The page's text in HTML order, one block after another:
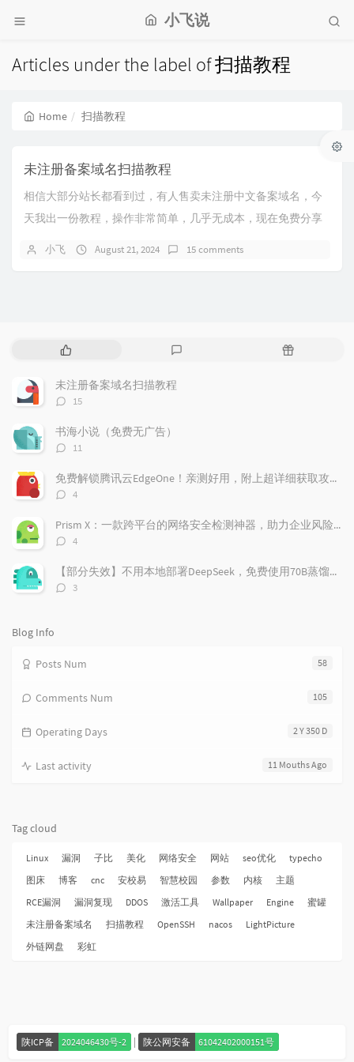
小飞说
Articles under the label of 扫描教程
Home 扫描教程
未注册备案域名扫描教程
相信大部分站长都看到过，有人售卖未注册中文备案域名，今
天我出一份教程，操作非常简单，几乎无成本，现在免费分享
小飞 August 21, 2024 15 comments
P
p
u
a
r
r
t
c
l
s
m
n
R
t
l
未注册备案域名扫描教程
评
数：
15
书海小说（免费无广告）
评
数：
11
免费解锁腾讯云EdgeOne！亲测好用，附上超详细获取攻略！
评
数：
4
Prism X：一款跨平台的网络安全检测神器，助力企业风险管理
评
数：
4
【部分失效】不用本地部署DeepSeek，免费使用70B蒸馏模型
评
3
Blog Info
58
Posts Num
105
Comments Num
2 Y 350 D
Operating Days
11 Mouths Ago
Last activity
Tag cloud
Linux 漏洞 子比 美化 网络安全 网站 seo优化
typecho
图床
博客 cnc 安校易 智慧校园 参数 内核
主题
RCE漏洞
漏洞复现 DDOS 激活工具 Wallpaper Engine
蜜罐
未注册备案域名
扫描教程 OpenSSH nacos
LightPicture
外链网盘
彩虹
陕ICP备 2024046430号-2 | 陕公网安备 61042402000151号